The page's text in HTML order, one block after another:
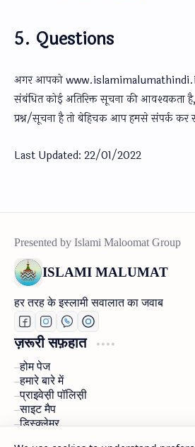
5. Questions
अगर आपको www.islamimalumathindi.in
संबंधित कोई अतिरिक्त सूचना की आवश्यकता
प्रश्न/सूचना है तो बेहिचक आप हमसे संपर्क कर
Last Updated: 22/01/2022
ISLAMI MALUMAT
हर तरह के इस्लामी सवालात का जवाब
ज़रूरी सफ़हात
होम पेज
हमारे बारे में
प्राइवेस़ी पॉलिस़ी
साइट मैप
डिस्क्लेमर